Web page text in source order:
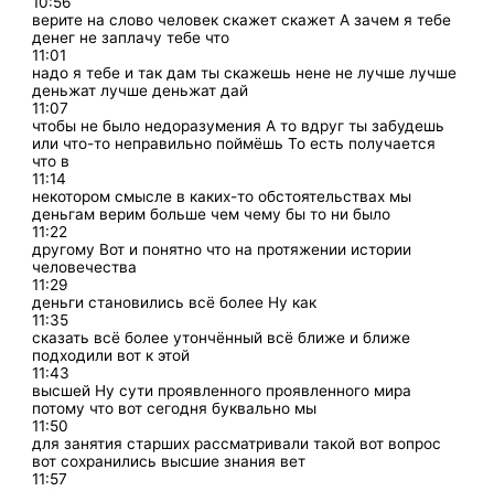
верите на слово человек скажет скажет А зачем я тебе
денег не заплачу тебе что
11:01
надо я тебе и так дам ты скажешь нене не лучше лучше
деньжат лучше деньжат дай
11:07
чтобы не было недоразумения А то вдруг ты забудешь
или что-то неправильно поймёшь То есть получается
что в
11:14
некотором смысле в каких-то обстоятельствах мы
деньгам верим больше чем чему бы то ни было
11:22
другому Вот и понятно что на протяжении истории
человечества
11:29
деньги становились всё более Ну как
11:35
сказать всё более утончённый всё ближе и ближе
подходили вот к этой
11:43
высшей Ну сути проявленного проявленного мира
потому что вот сегодня буквально мы
11:50
для занятия старших рассматривали такой вот вопрос
вот сохранились высшие знания вет
11:57